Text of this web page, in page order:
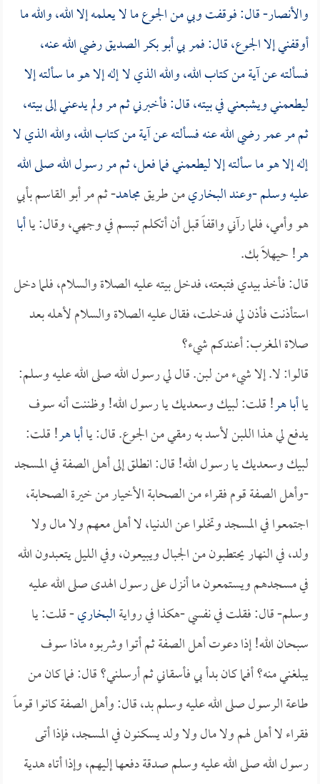
والأنصار- قال: فوقفت وبي من الجوع ما لا يعلمه إلا الله، والله ما
أوقفني إلا الجوع، قال: فمر بيأبو بكر الصديقرضي الله عنه،
فسألته عن آية من كتاب الله، والله الذي لا إله إلا هو ما سألته إلا
ليطعمني ويشبعني في بيته، قال: فأخبرني ثم مر ولم يدعني إلى بيته،
ثم مرعمررضي الله عنه فسألته عن آية من كتاب الله، والله الذي لا
إله إلا هو ما سألته إلا ليطعمني فما فعل، ثم مر رسول الله صلى الله
عليه وسلم -وعندالبخاريمن طريقمجاهد- ثم مر أبو القاسم بأبي
هو وأمي، فلما رآني واقفاً قبل أن أتكلم تبسم في وجهي، وقال: ياأبا
هر! حيهلاً بك.
قال: فأخذ بيدي فتبعته، فدخل بيته عليه الصلاة والسلام، فلما دخل
استأذنت فأذن لي فدخلت، فقال عليه الصلاة والسلام لأهله بعد
صلاة المغرب: أعندكم شيء؟
قالوا: لا. إلا شيء من لبن. قال لي رسول الله صلى الله عليه وسلم:
ياأبا هر! قلت: لبيك وسعديك يا رسول الله! وظننت أنه سوف
يدفع لي هذا اللبن لأسد به رمقي من الجوع. قال: ياأبا هر! قلت:
لبيك وسعديك يا رسول الله! قال: انطلق إلى أهل الصفة في المسجد
-وأهل الصفة قوم فقراء من الصحابة الأخيار من خيرة الصحابة،
اجتمعوا في المسجد وتخلوا عن الدنيا، لا أهل معهم ولا مال ولا
ولد، في النهار يحتطبون من الجبال ويبيعون، وفي الليل يتعبدون الله
في مسجدهم ويستمعون ما أنزل على رسول الهدى صلى الله عليه
وسلم- قال: فقلت في نفسي -هكذا في روايةالبخاري- قلت: يا
سبحان الله! إذا دعوت أهل الصفة ثم أتوا وشربوه ماذا سوف
يبلغني منه؟ أفما كان بدأ بي فأسقاني ثم أرسلني؟ قال: فما كان من
طاعة الرسول صلى الله عليه وسلم بد، قال: وأهل الصفة كانوا قوماً
فقراء لا أهل لهم ولا مال ولا ولد يسكنون في المسجد، فإذا أتى
رسول الله صلى الله عليه وسلم صدقة دفعها إليهم، وإذا أتاه هدية